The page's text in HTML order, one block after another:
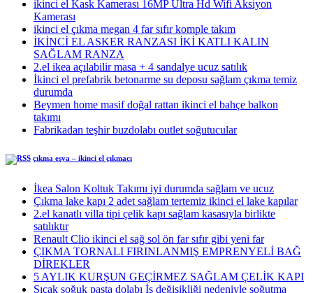
ikinci el Kask Kamerası 16MP Ultra Hd Wifi Aksiyon
Kamerası
ikinci el çıkma megan 4 far sıfır komple takım
İKİNCİ EL ASKER RANZASI İKİ KATLI KALIN
SAĞLAM RANZA
2.el ikea açılabilir masa + 4 sandalye ucuz satılık
İkinci el prefabrik betonarme su deposu sağlam çıkma temiz
durumda
Beymen home masif doğal rattan ikinci el bahçe balkon
takımı
Fabrikadan teşhir buzdolabı outlet soğutucular
çıkma eşya – ikinci el çıkmacı
İkea Salon Koltuk Takımı iyi durumda sağlam ve ucuz
Çıkma lake kapı 2 adet sağlam tertemiz ikinci el lake kapılar
2.el kanatlı villa tipi çelik kapı sağlam kasasıyla birlikte
satılıktır
Renault Clio ikinci el sağ sol ön far sıfır gibi yeni far
ÇIKMA TORNALI FIRINLANMIŞ EMPRENYELİ BAĞ
DİREKLER
5 AYLIK KURŞUN GEÇİRMEZ SAĞLAM ÇELİK KAPI
Sıcak soğuk pasta dolabı İş değişikliği nedeniyle soğutma